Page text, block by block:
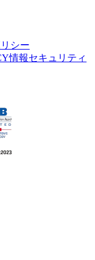
シー
情報セキュリティ